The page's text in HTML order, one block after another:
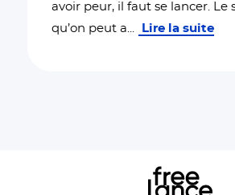
avoir peur, il faut se lancer. Le
qu’on peut a... Lire la suite